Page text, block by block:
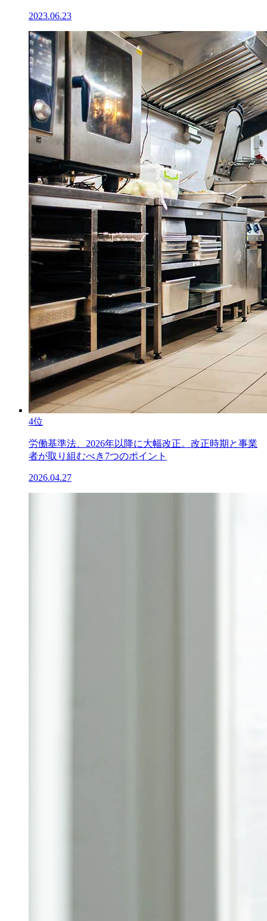
2023.06.23
4位
労働基準法、2026年以降に大幅改正。改正時期と事業
者が取り組むべき7つのポイント
2026.04.27